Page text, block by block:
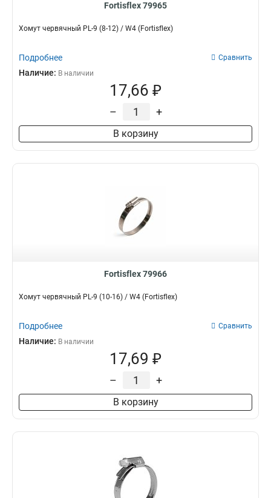
Fortisflex 79965
Хомут червячный PL-9 (8-12) / W4 (Fortisflex)
Подробнее Сравнить
Наличие: В наличии
17,66 ₽
– +
В корзину
Fortisflex 79966
Хомут червячный PL-9 (10-16) / W4 (Fortisflex)
Подробнее Сравнить
Наличие: В наличии
17,69 ₽
– +
В корзину